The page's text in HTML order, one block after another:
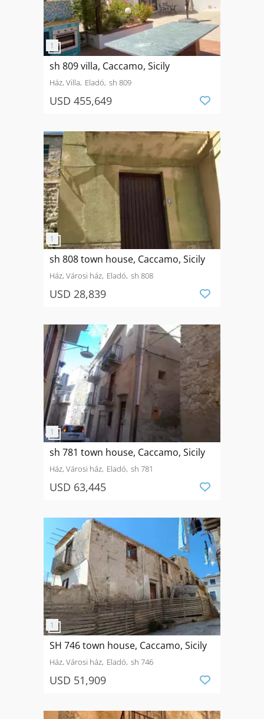
sh 809 villa, Caccamo, Sicily
Ház, Villa Eladó sh 809
USD 455,649
sh 808 town house, Caccamo, Sicily
Ház, Városi ház Eladó sh 808
USD 28,839
sh 781 town house, Caccamo, Sicily
Ház, Városi ház Eladó sh 781
USD 63,445
SH 746 town house, Caccamo, Sicily
Ház, Városi ház Eladó sh 746
USD 51,909